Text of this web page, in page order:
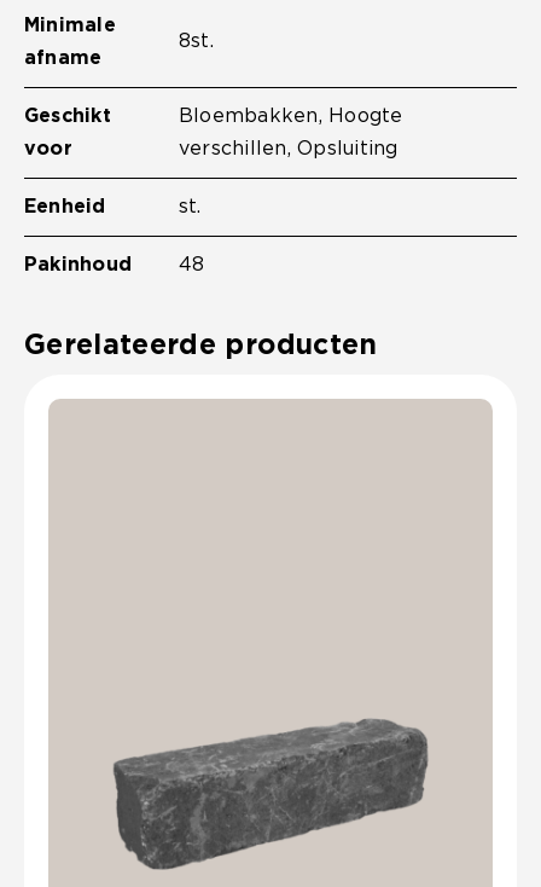
Minimale
afname
8st.
Geschikt
voor
Bloembakken, Hoogte
verschillen, Opsluiting
Eenheid st.
Pakinhoud 48
Gerelateerde producten